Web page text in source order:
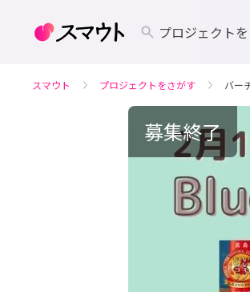
プロジェクト
スマウト プロジェクトをさがす バー
募集終了